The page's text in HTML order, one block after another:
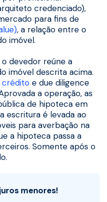
credenciado),
para fins de
, a relação entre o
imóvel.
o devedor reúne a
imóvel descrita acima.
crédito e due diligence
a operação, as
de hipoteca em
escritura é levada ao
para averbação na
a hipoteca passa a
Somente após o
menores!